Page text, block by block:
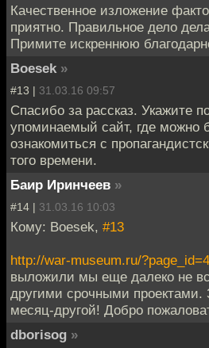
Качественное изложение
приятно. Правильное дело
Примите искреннюю
Boesek »
#13 | 31.03.16 09:57
Спасибо за рассказ. Укажите
упоминаемый сайт, где можно
ознакомиться с
того времени.
Баир Иринчеев »
#14 | 31.03.16 10:03
Кому: Boesek, #13
http://war-museum.ru/
выложили мы еще далеко не
другими срочными проектами.
месяц-другой! Добро
dborisog »